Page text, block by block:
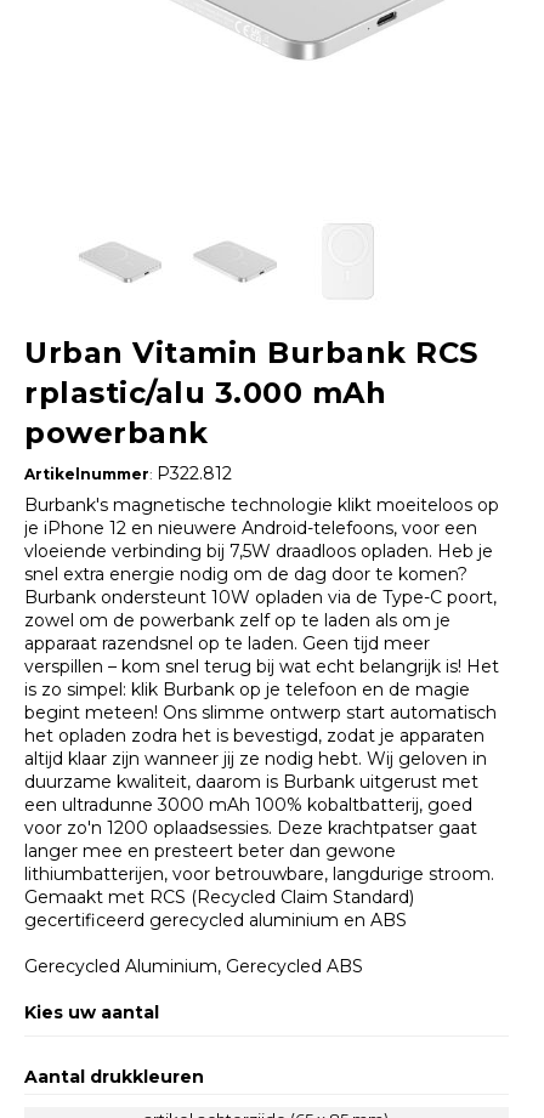
Urban Vitamin Burbank RCS
rplastic/alu 3.000 mAh
powerbank
Artikelnummer: P322.812
Burbank's magnetische technologie klikt moeiteloos op
je iPhone 12 en nieuwere Android-telefoons, voor een
vloeiende verbinding bij 7,5W draadloos opladen. Heb je
snel extra energie nodig om de dag door te komen?
Burbank ondersteunt 10W opladen via de Type-C poort,
zowel om de powerbank zelf op te laden als om je
apparaat razendsnel op te laden. Geen tijd meer
verspillen – kom snel terug bij wat echt belangrijk is! Het
is zo simpel: klik Burbank op je telefoon en de magie
begint meteen! Ons slimme ontwerp start automatisch
het opladen zodra het is bevestigd, zodat je apparaten
altijd klaar zijn wanneer jij ze nodig hebt. Wij geloven in
duurzame kwaliteit, daarom is Burbank uitgerust met
een ultradunne 3000 mAh 100% kobaltbatterij, goed
voor zo'n 1200 oplaadsessies. Deze krachtpatser gaat
langer mee en presteert beter dan gewone
lithiumbatterijen, voor betrouwbare, langdurige stroom.
Gemaakt met RCS (Recycled Claim Standard)
gecertificeerd gerecycled aluminium en ABS
Gerecycled Aluminium, Gerecycled ABS
Kies uw aantal
Aantal drukkleuren